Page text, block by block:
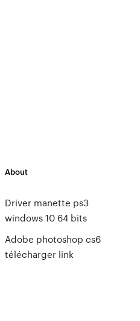
About
Driver manette ps3
windows 10 64 bits
Adobe photoshop cs6
télécharger link